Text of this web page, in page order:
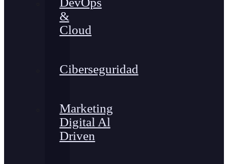
&
Cloud
Ciberseguridad
Marketing
Digital Al
Driven